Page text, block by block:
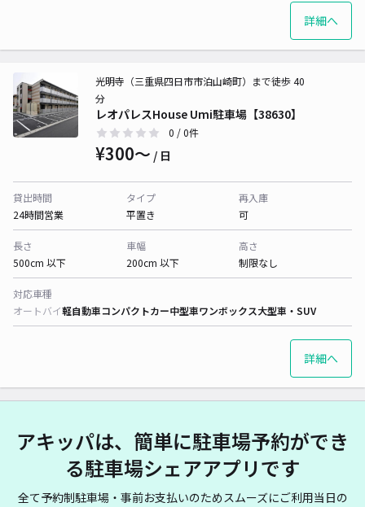
詳細へ
レオパレスHouse Umi駐車場【38630】
光明寺（三重県四日市市泊山崎町）まで徒歩 40
分
0 / 0件
¥300〜 / 日
貸出時間
24時間営業
タイプ
平置き
再入庫
可
長さ
500cm 以下
車幅
200cm 以下
高さ
制限なし
対応車種
オートバイ軽自動車コンパクトカー中型車ワンボックス大型車・SUV
詳細へ
アキッパは、簡単に駐車場予約ができ
る駐車場シェアアプリです
全て予約制駐車場・事前お支払いのためスムーズにご利用当日の